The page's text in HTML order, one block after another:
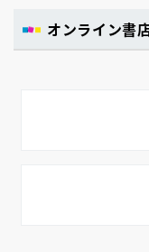
オンライン書